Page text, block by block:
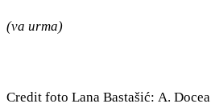
(va urma)
Credit foto Lana Bastašić: A. Docea